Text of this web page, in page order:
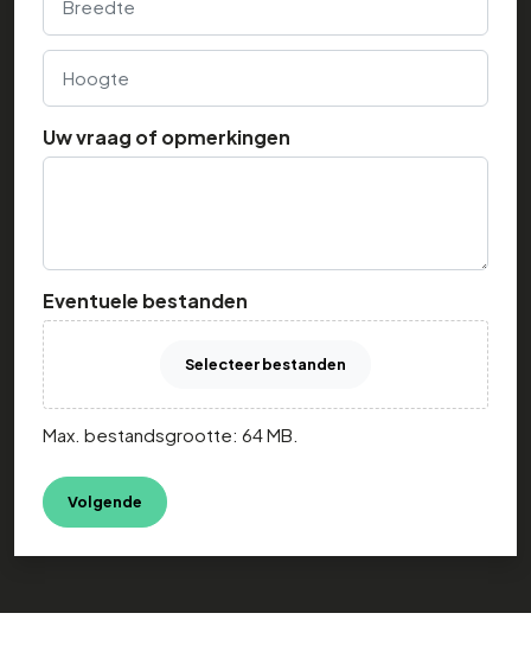
Hoogte
Uw vraag of opmerkingen
Eventuele bestanden
Selecteer bestanden
Max. bestandsgrootte: 64 MB.